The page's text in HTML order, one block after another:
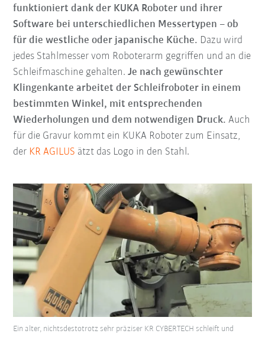
funktioniert dank der KUKA Roboter und ihrer
Software bei unterschiedlichen Messertypen – ob
für die westliche oder japanische Küche. Dazu wird
jedes Stahlmesser vom Roboterarm gegriffen und an die
Schleifmaschine gehalten.Je nach gewünschter
Klingenkante arbeitet der Schleifroboter in einem
bestimmten Winkel, mit entsprechenden
Wiederholungen und dem notwendigen Druck.Auch
für die Gravur kommt ein KUKA Roboter zum Einsatz,
der KR AGILUS ätzt das Logo in den Stahl.
Ein alter, nichtsdestotrotz sehr präziser KR CYBERTECH schleift und